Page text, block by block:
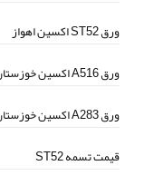
ورق ST52 اکسین اهواز
ورق A516 اکسین خوزستان
ورق A283 اکسین خوزستان
قیمت تسمه ST52